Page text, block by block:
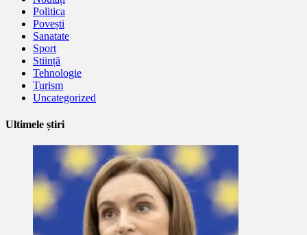
Politica
Povești
Sanatate
Sport
Stiință
Tehnologie
Turism
Uncategorized
Ultimele știri